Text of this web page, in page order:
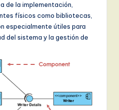
de la implementación,
físicos como bibliotecas,
especialmente útiles para
del sistema y la gestión de